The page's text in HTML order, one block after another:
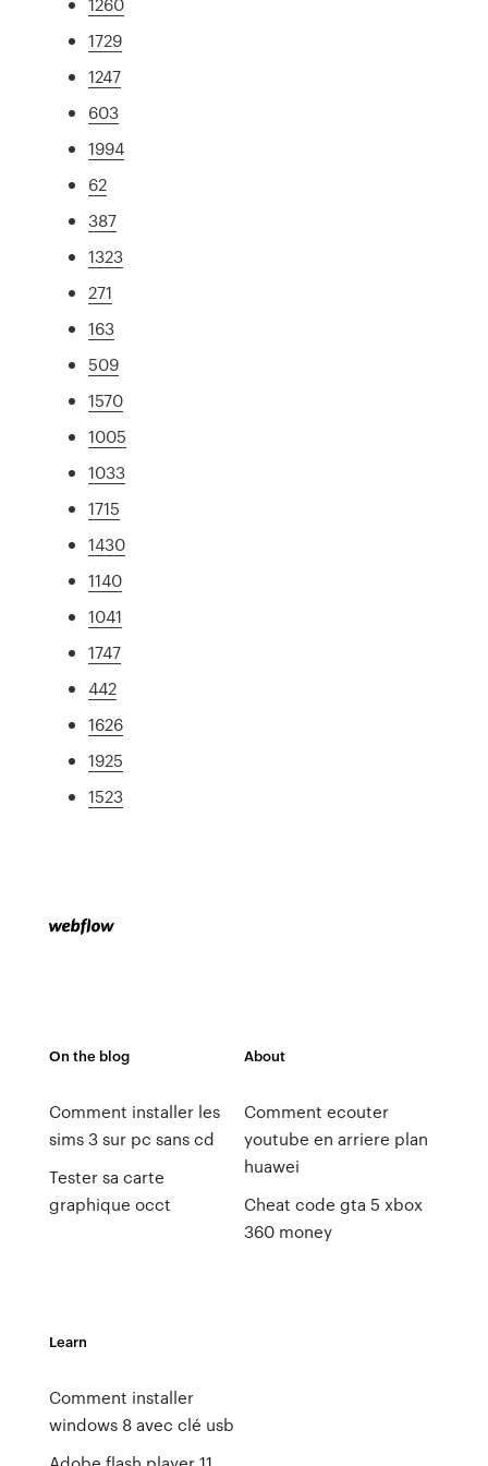
1729
1247
603
1994
62
387
1323
271
163
509
1570
1005
1033
1715
1430
1140
1041
1747
442
1626
1925
1523
On the blog
Comment installer les
sims 3 sur pc sans cd
Tester sa carte
graphique occt
About
Comment ecouter
youtube en arriere plan
huawei
Cheat code gta 5 xbox
360 money
Learn
Comment installer
windows 8 avec clé usb